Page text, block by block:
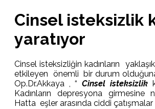
Cinsel isteksizlik
yaratıyor
Cinsel isteksizliğin kadınların
etkileyen önemli bir durum
Op.Dr.Akkaya , “Cinsel isteksizlik
Kadınların depresyona girmesine
Hatta eşler arasında ciddi çatışmalar